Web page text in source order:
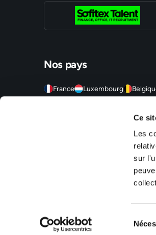
Ce
Les
sur
du
Nos pays
France Luxembourg
Sofitex est un réseau d'agences
agences sont situées en Alsace
Territoire de Belfort (Montbéliard,
Politique de